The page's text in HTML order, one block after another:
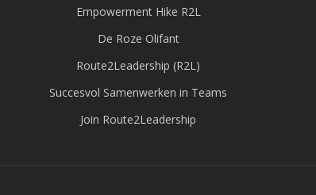
Empowerment Hike R2L
De Roze Olifant
Route2Leadership (R2L)
Succesvol Samenwerken in Teams
Join Route2Leadership